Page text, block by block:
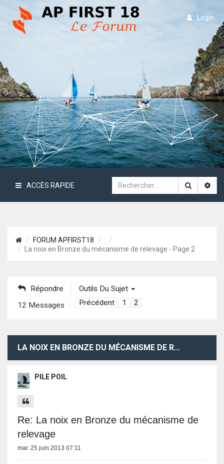
Login
ACCÈS RAPIDE
FORUM APFIRST18
La noix en Bronze du mécanisme de relevage - Page 2
Répondre
Outils Du Sujet
12 Messages
Précédent 1 2
LA NOIX EN BRONZE DU MÉCANISME DE RELEVAGE
PILE POIL
Re: La noix en Bronze du mécanisme de
relevage
mar. 25 juin 2013 07:11